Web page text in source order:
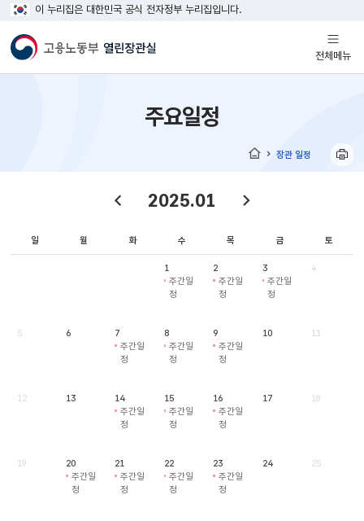
이 누리집은 대한민국 공식 전자정부 누리집입니다.
전체메뉴
열기
주요일정
장관 일정
2025.01
일 월 화 수 목 금 토
1
주간일
정
2
주간일
정
3
주간일
정
4
5 6
7
주간일
정
8
주간일
정
9
주간일
정
10 11
12 13
14
주간일
정
15
주간일
정
16
주간일
정
17 18
19
20
주간일
정
21
주간일
정
22
주간일
정
23
주간일
정
24 25